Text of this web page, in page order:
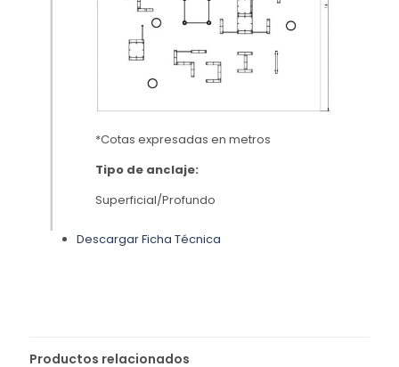
*Cotas expresadas en metros
Tipo de anclaje:
Superficial/Profundo
Descargar Ficha Técnica
Productos relacionados